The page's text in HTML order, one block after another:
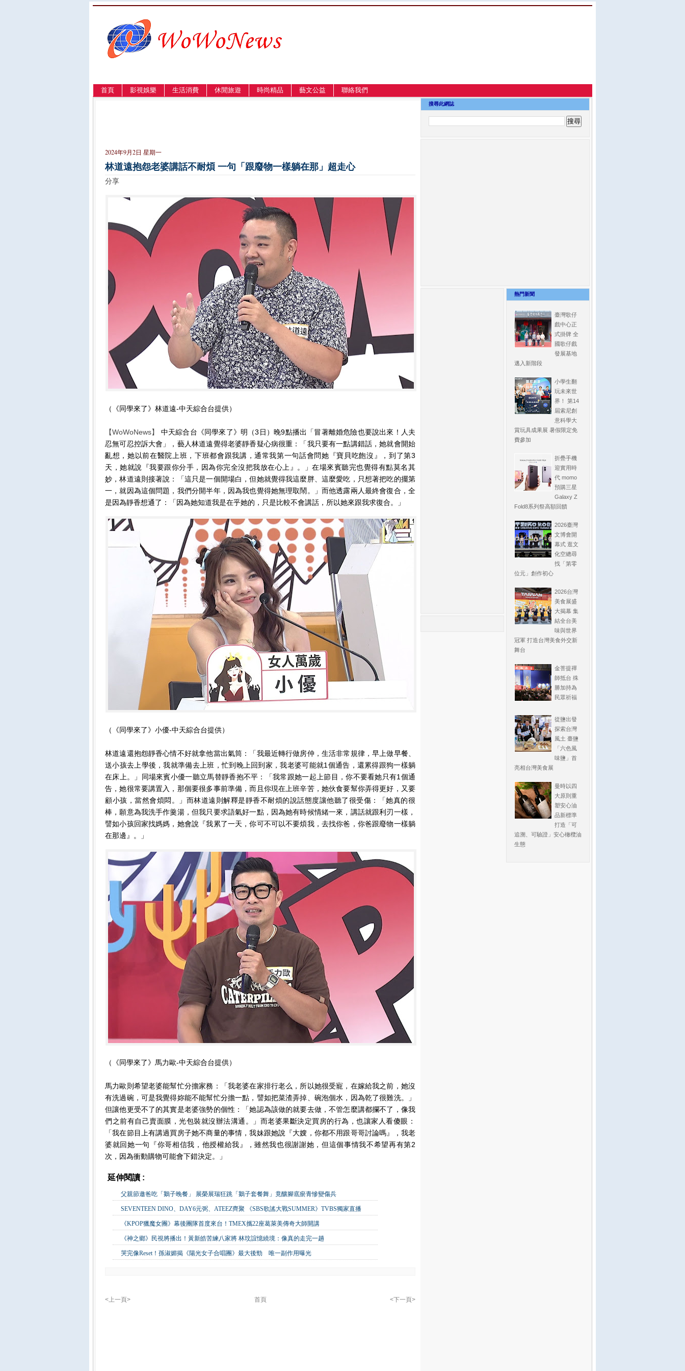
首頁 影視娛樂 生活消費 休閒旅遊 時尚精品 藝文公益 聯絡我們
2024年9月2日 星期一
林道遠抱怨老婆講話不耐煩 一句「跟廢物一樣躺在那」超走心
分享
（《同學來了》林道遠-中天綜合台提供）
【WoWoNews】
中天綜合台《同學來了》明（3日）晚9點播出「冒著離婚危險也要說出來！人夫
忍無可忍控訴大會」，藝人林道遠覺得老婆靜香疑心病很重：「我只要有一點講錯話，她就會開始
亂想，她以前在醫院上班，下班都會跟我講，通常我第一句話會問她『寶貝吃飽沒』，到了第3
天，她就說『我要跟你分手，因為你完全沒把我放在心上』。」在場來賓聽完也覺得有點莫名其
妙，林道遠則接著說：「這只是一個開場白，但她就覺得我這麼胖、這麼愛吃，只想著把吃的擺第
一，就因為這個問題，我們分開半年，因為我也覺得她無理取鬧。」而他透露兩人最終會復合，全
是因為靜香想通了：「因為她知道我是在乎她的，只是比較不會講話，所以她來跟我求復合。」
（《同學來了》小優-中天綜合台提供）
林道遠還抱怨靜香心情不好就拿他當出氣筒：「我最近轉行做房仲，生活非常規律，早上做早餐、
送小孩去上學後，我就準備去上班，忙到晚上回到家，我老婆可能就1個通告，還累得跟狗一樣躺
在床上。」同場來賓小優一聽立馬替靜香抱不平：「我常跟她一起上節目，你不要看她只有1個通
告，她很常要講置入，那個要很多事前準備，而且你現在上班辛苦，她伙食要幫你弄得更好，又要
顧小孩，當然會煩悶。」而林道遠則解釋是靜香不耐煩的說話態度讓他聽了很受傷：「她真的很
棒，願意為我洗手作羹湯，但我只要求語氣好一點，因為她有時候情緒一來，講話就跟利刃一樣，
譬如小孩回家找媽媽，她會說『我累了一天，你可不可以不要煩我，去找你爸，你爸跟廢物一樣躺
在那邊』。」
（《同學來了》馬力歐-中天綜合台提供）
馬力歐則希望老婆能幫忙分擔家務：「我老婆在家排行老么，所以她很受寵，在嫁給我之前，她沒
有洗過碗，可是我覺得妳能不能幫忙分擔一點，譬如把菜渣弄掉、碗泡個水，因為乾了很難洗。」
但讓他更受不了的其實是老婆強勢的個性：「她認為該做的就要去做，不管怎麼講都攔不了，像我
們之前有自己賣面膜，光包裝就沒辦法溝通。」而老婆果斷決定買房的行為，也讓家人看傻眼：
「我在節目上有講過買房子她不商量的事情，我妹跟她說『大嫂，你都不用跟哥哥討論嗎』，我老
婆就回她一句『你哥相信我，他授權給我』，雖然我也很謝謝她，但這個事情我不希望再有第2
次，因為衝動購物可能會下錯決定。」
延伸閱讀 :
父親節邀爸吃「鵝子晚餐」 展榮展瑞狂跳「鵝子套餐舞」竟釀腳底瘀青慘變傷兵
SEVENTEEN DINO、DAY6元弼、ATEEZ齊聚 《SBS歌謠大戰SUMMER》TVBS獨家直播
《KPOP獵魔女團》幕後團隊首度來台！TMEX攜22座葛萊美傳奇大師開講
《神之鄉》民視將播出！黃新皓苦練八家將 林玟誼憶繞境：像真的走完一趟
哭完像Reset！孫淑媚揭《陽光女子合唱團》最大後勁 唯一副作用曝光
<上一頁> <下一頁>
首頁
搜尋此網誌
熱門新聞
臺灣歌仔
戲中心正
式掛牌 全
國歌仔戲
發展基地
邁入新階段
小學生翻
玩未來世
界！ 第14
屆索尼創
意科學大
賞玩具成果展 暑假限定免
費參加
折疊手機
迎實用時
代 momo
預購三星
Galaxy Z
Fold8系列祭高額回饋
2026臺灣
文博會開
幕式 逛文
化空總尋
找「第零
位元」創作初心
2026台灣
美食展盛
大揭幕 集
結全台美
味與世界
冠軍 打造台灣美食外交新
舞台
金菩提禪
師抵台 殊
勝加持為
民眾祈福
從鹽出發
探索台灣
風土 臺鹽
「六色風
味鹽」首
亮相台灣美食展
曼時以四
大原則重
塑安心油
品新標準
打造「可
追溯、可驗證」安心橄欖油
生態